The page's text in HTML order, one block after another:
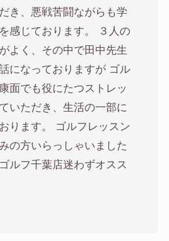
き、悪戦苦闘ながらも学
感じております。 ３人の
よく、その中で田中先生
になっておりますが ゴル
面でも役にたつストレッ
いただき、生活の一部に
ります。 ゴルフレッスン
の方いらっしゃいました
ルフ千葉店迷わずオスス